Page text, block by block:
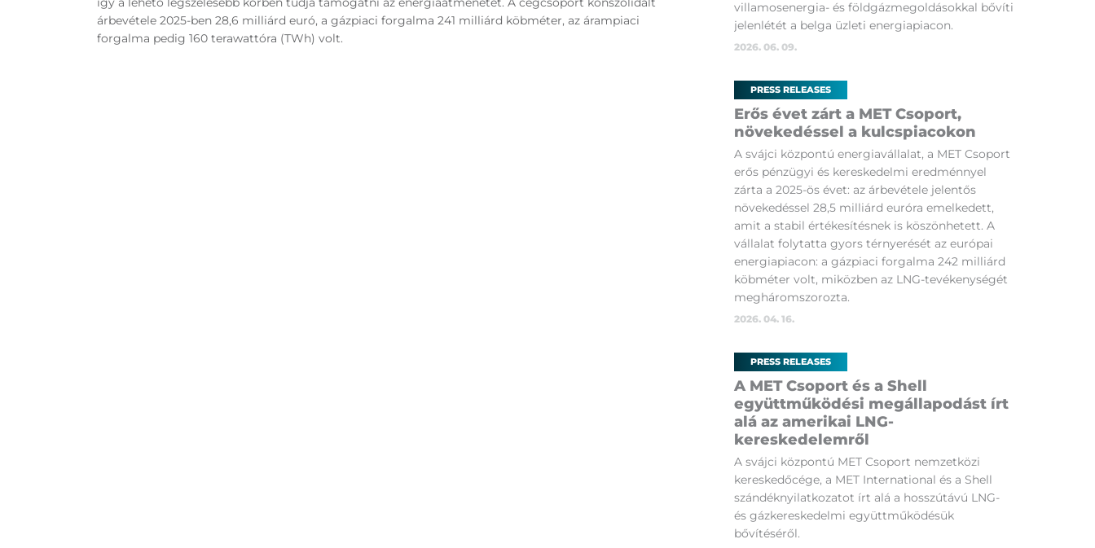
árbevétele 2025-ben 28,6 milliárd euró, a gázpiaci forgalma 241 milliárd köbméter, az árampiaci
forgalma pedig 160 terawattóra (TWh) volt.
villamosenergia- és földgázmegoldásokkal bővíti
jelenlétét a belga üzleti energiapiacon.
2026. 06. 09.
PRESS RELEASES
Erős évet zárt a MET Csoport,
növekedéssel a kulcspiacokon
A svájci központú energiavállalat, a MET Csoport
erős pénzügyi és kereskedelmi eredménnyel
zárta a 2025-ös évet: az árbevétele jelentős
növekedéssel 28,5 milliárd euróra emelkedett,
amit a stabil értékesítésnek is köszönhetett. A
vállalat folytatta gyors térnyerését az európai
energiapiacon: a gázpiaci forgalma 242 milliárd
köbméter volt, miközben az LNG-tevékenységét
megháromszorozta.
2026. 04. 16.
PRESS RELEASES
A MET Csoport és a Shell
együttműködési megállapodást írt
alá az amerikai LNG-
kereskedelemről
A svájci központú MET Csoport nemzetközi
kereskedőcége, a MET International és a Shell
szándéknyilatkozatot írt alá a hosszútávú LNG-
és gázkereskedelmi együttműködésük
bővítéséről.